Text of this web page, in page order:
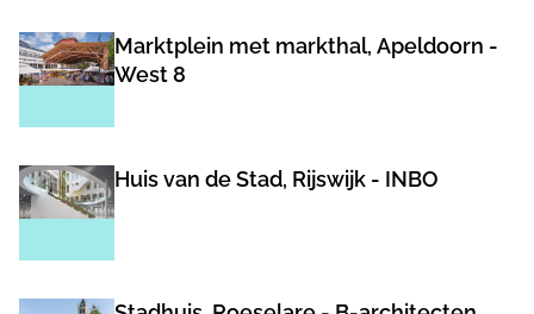
Marktplein met markthal, Apeldoorn -
West 8
Huis van de Stad, Rijswijk - INBO